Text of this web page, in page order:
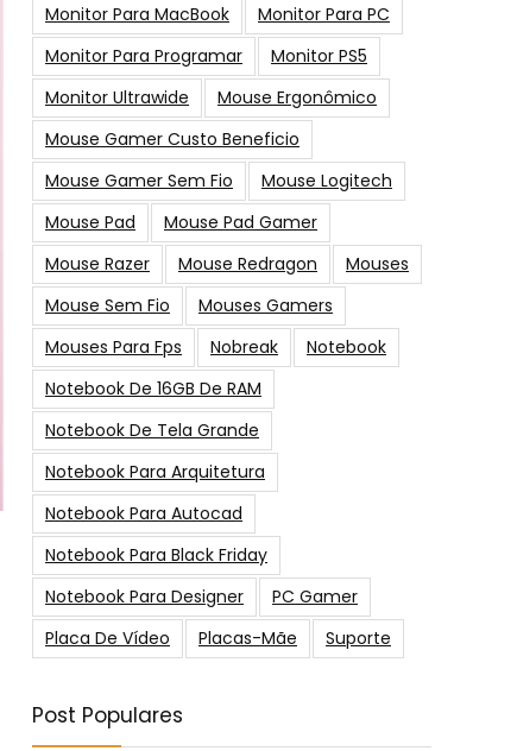
Monitor Para MacBook
Monitor Para PC
Monitor Para Programar
Monitor PS5
Monitor Ultrawide
Mouse Ergonômico
Mouse Gamer Custo Beneficio
Mouse Gamer Sem Fio
Mouse Logitech
Mouse Pad
Mouse Pad Gamer
Mouse Razer
Mouse Redragon
Mouses
Mouse Sem Fio
Mouses Gamers
Mouses Para Fps
Nobreak
Notebook
Notebook De 16GB De RAM
Notebook De Tela Grande
Notebook Para Arquitetura
Notebook Para Autocad
Notebook Para Black Friday
Notebook Para Designer
PC Gamer
Placa De Vídeo
Placas-Mãe Suporte
Post Populares